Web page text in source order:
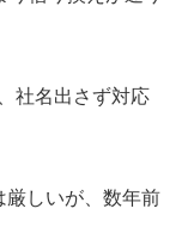
社名出さず対応
厳しいが、数年前